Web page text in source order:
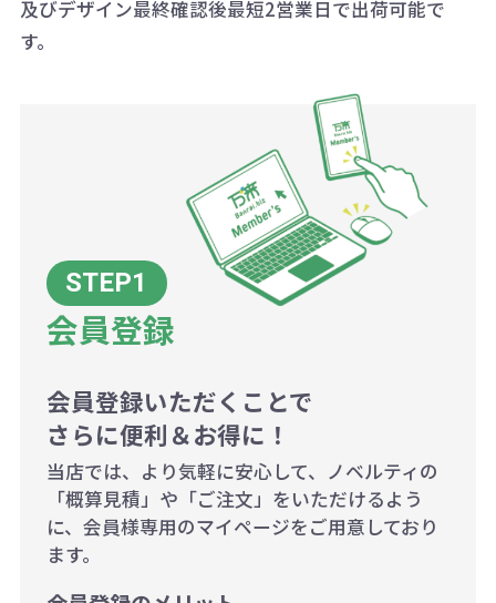
ございます。
商品や印刷方法によって異なります
ので、予めご了承ください。
例：200個未満（1式：18,000円）
200個~499個の場合：42円（1個
当たり）
500個~999個の場合：35円（1個
1,000個以上：28円（1個当た
り）
及びデザイン最終確認後最短2営業日で出荷可能で
す。
会員登録
会員登録いただくことで
さらに便利＆お得に！
当店では、より気軽に安心して、ノベルティの
「概算見積」や「ご注文」をいただけるよう
に、会員様専用のマイページをご用意しており
ます。